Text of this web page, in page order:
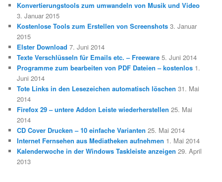
Konvertierungstools zum umwandeln von Musik und Video
3. Januar 2015
Kostenlose Tools zum Erstellen von Screenshots 3. Januar
2015
Elster Download 7. Juni 2014
Texte Verschlüsseln für Emails etc. – Freeware 5. Juni 2014
Programme zum bearbeiten von PDF Dateien – kostenlos 1.
Juni 2014
Tote Links in den Lesezeichen automatisch löschen 31. Mai
2014
Firefox 29 – untere Addon Leiste wiederherstellen 25. Mai
2014
CD Cover Drucken – 10 einfache Varianten 25. Mai 2014
Internet Fernsehen aus Mediatheken aufnehmen 1. Mai 2014
Kalenderwoche in der Windows Taskleiste anzeigen 29. April
2013